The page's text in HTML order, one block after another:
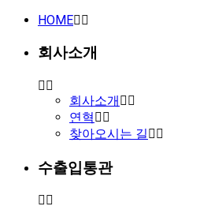
HOME
회사소개
회사소개
연혁
찾아오시는 길
수출입통관